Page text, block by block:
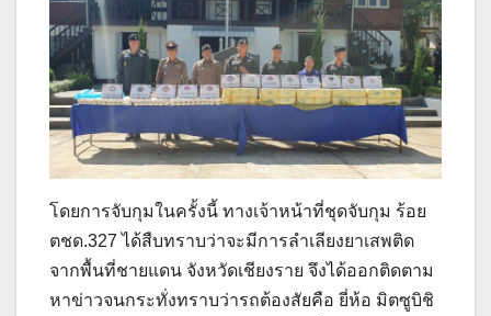
โดยการจับกุมในครั้งนี้ ทางเจ้าหน้าที่ชุดจับกุม ร้อย
ตชด.327 ได้สืบทราบว่าจะมีการลำเลียงยาเสพติด
จากพื้นที่ชายแดน จังหวัดเชียงราย จึงได้ออกติดตาม
หาข่าวจนกระทั่งทราบว่ารถต้องสัยคือ ยี่ห้อ มิตซูบิชิ